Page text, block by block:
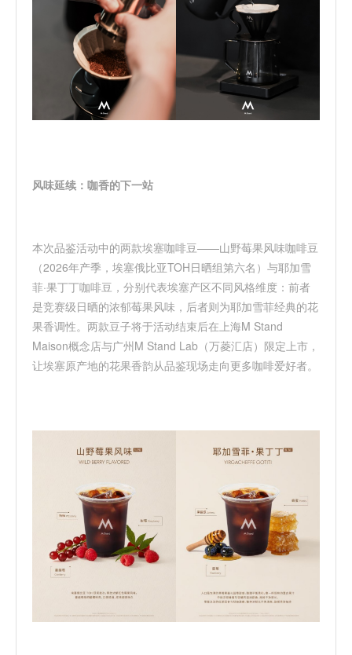
风味延续：咖香的下一站
本次品鉴活动中的两款埃塞咖啡豆——山野莓果风味咖啡豆
（2026年产季，埃塞俄比亚TOH日晒组第六名）与耶加雪
菲·果丁丁咖啡豆，分别代表埃塞产区不同风格维度：前者
是竞赛级日晒的浓郁莓果风味 ，后者则为耶加雪菲经典的花
果香调性。两款豆子将于活动结束后在上海M Stand
Maison概念店与广州M Stand Lab（万菱汇店）限定上市，
让埃塞原产地的花果香韵从品鉴现场走向更多咖啡爱好者。